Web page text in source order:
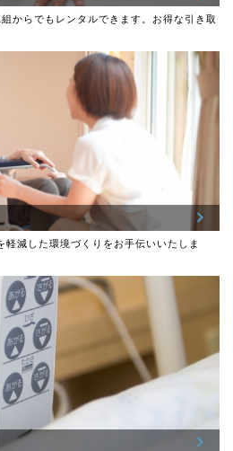
からでもレンタルできます。お得な引き取
軽減した環境づくりをお手伝いいたしま